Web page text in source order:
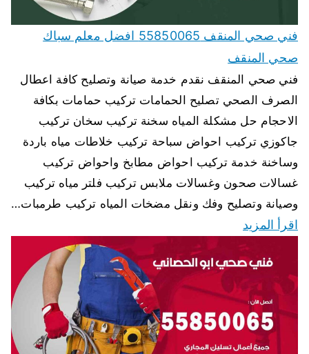
فني صحي المنقف 55850065 افضل معلم سباك
صحي المنقف
فني صحي المنقف نقدم خدمة صيانة وتصليح كافة اعطال
الصرف الصحي تصليح الحمامات تركيب حمامات بكافة
الاحجام حل مشكلة المياه سخنة تركيب سخان تركيب
جاكوزي تركيب احواض سباحة تركيب خلاطات مياه باردة
وساخنة خدمة تركيب احواض مطابخ واحواض تركيب
غسالات صحون وغسالات ملابس تركيب فلتر مياه تركيب
وصيانة وتصليح وفك ونقل مضخات المياه تركيب طرمبات…
اقرأ المزيد